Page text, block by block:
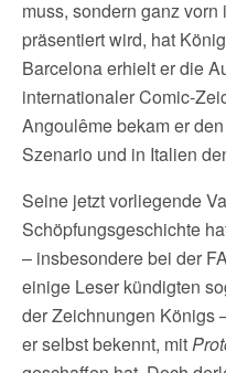
muss, sondern ganz
präsentiert wird, hat
Barcelona erhielt er die
internationaler Comic-
Angoulême bekam er
Szenario und in Italien
Seine jetzt vorliegende
Schöpfungsgeschichte
– insbesondere bei der
einige Leser kündigten
der Zeichnungen Königs
er selbst bekennt, mit